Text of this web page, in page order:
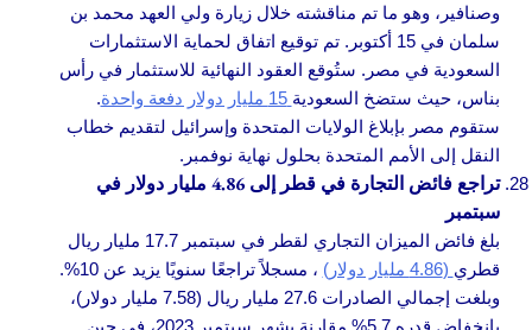
وصنافير، وهو ما تم مناقشته خلال زيارة ولي العهد محمد بن
سلمان في 15 أكتوبر. تم توقيع اتفاق لحماية الاستثمارات
السعودية في مصر. ستُوقع العقود النهائية للاستثمار في رأس
بناس، حيث ستضخ السعودية 15 مليار دولار دفعة واحدة
.
ستقوم مصر بإبلاغ الولايات المتحدة وإسرائيل لتقديم خطاب
النقل إلى الأمم المتحدة بحلول نهاية نوفمبر.
تراجع فائض التجارة في قطر إلى 4.86 مليار دولار في
سبتمبر
بلغ فائض الميزان التجاري لقطر في سبتمبر 17.7 مليار ريال
قطري (4.86 مليار دولار)
، مسجلاً تراجعًا سنويًا يزيد عن 10%.
وبلغت إجمالي الصادرات 27.6 مليار ريال (7.58 مليار دولار)،
بانخفاض قدره 5.7% مقارنة بشهر سبتمبر 2023، في حين